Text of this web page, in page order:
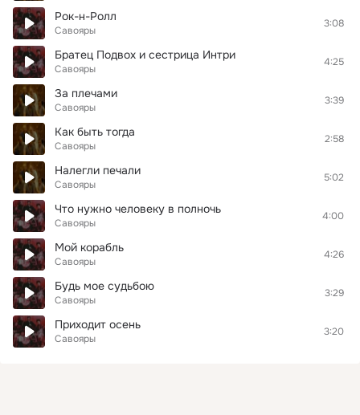
Рок-н-Ролл
Савояры
3:08
Братец Подвох и сестрица Интри
Савояры
4:25
За плечами
Савояры
3:39
Как быть тогда
Савояры
2:58
Налегли печали
Савояры
5:02
Что нужно человеку в полночь
Савояры
4:00
Мой корабль
Савояры
4:26
Будь мое судьбою
Савояры
3:29
Приходит осень
Савояры
3:20